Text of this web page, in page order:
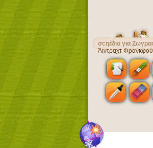
σcηέδια για
Άιντραχτ